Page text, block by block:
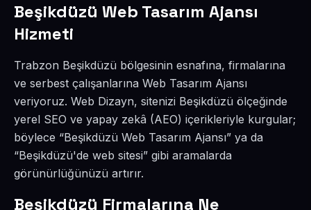
Beşikdüzü Web Tasarım Ajansı
Hizmeti
Trabzon Beşikdüzü bölgesinin esnafına, firmalarına
ve serbest çalışanlarına Web Tasarım Ajansı
veriyoruz. Web Dizayn, sitenizi Beşikdüzü ölçeğinde
yerel SEO ve yapay zekâ (AEO) içerikleriyle kurgular;
böylece “Beşikdüzü Web Tasarım Ajansı” ya da
“Beşikdüzü'de web sitesi” gibi aramalarda
görünürlüğünüzü artırır.
Beşikdüzü Firmalarına Ne